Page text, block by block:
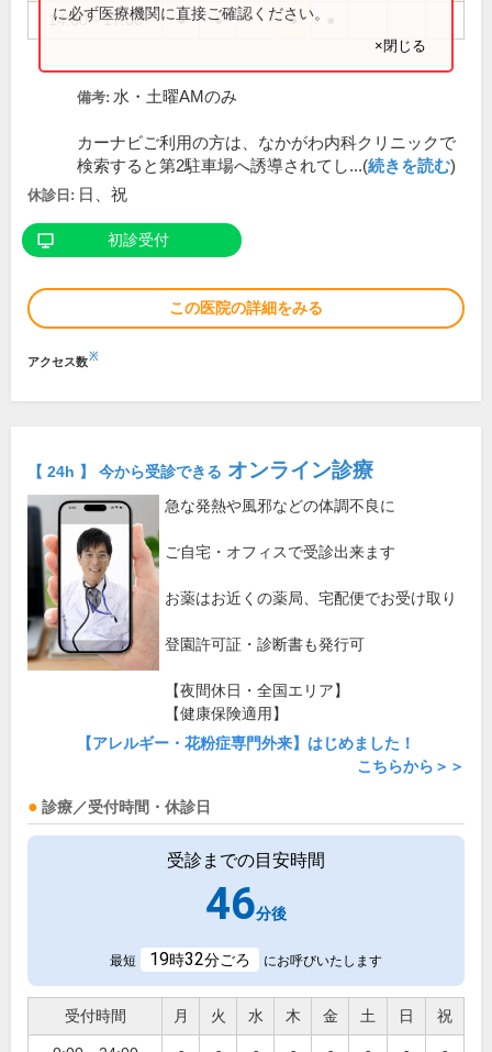
14:00～17:00 ● ● ●
に必ず医療機関に直接ご確認ください。
×閉じる
備考: 水・土曜AMのみ
カーナビご利用の方は、なかがわ内科クリニックで
検索すると第2駐車場へ誘導されてし...(続きを読む)
休診日: 日、祝
初診受付
この医院の詳細をみる
アクセス数※
【 24h 】 今から受診できる オンライン診療
急な発熱や風邪などの体調不良に
ご自宅・オフィスで受診出来ます
お薬はお近くの薬局、宅配便でお受け取り
登園許可証・診断書も発行可
【夜間休日・全国エリア】
【健康保険適用】
【アレルギー・花粉症専門外来】はじめました！
こちらから＞＞
診療／受付時間・休診日
受診までの目安時間
46分後
最短 19時32分ごろ にお呼びいたします
受付時間 月 火 水 木 金 土 日 祝